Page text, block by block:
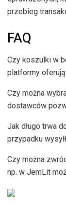
przebieg
FAQ
Czy koszulki w
platformy
Czy można
dostawców
Jak długo trwa
przypadku
Czy można
np. w JemLit